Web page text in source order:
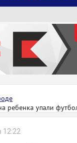
ЛЕТ
ребенка упали
12:22